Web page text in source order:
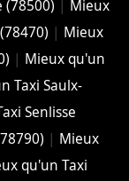
(78500) | Mieux
| Mieux
| Mieux qu'un
Taxi Saulx-
Senlisse
| Mieux
qu'un Taxi